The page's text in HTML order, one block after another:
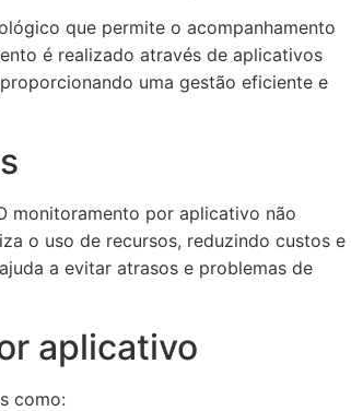
que permite o acompanhamento
é realizado através de aplicativos
uma gestão eficiente e
monitoramento por aplicativo não
o uso de recursos, reduzindo custos e
a evitar atrasos e problemas de
aplicativo
como: